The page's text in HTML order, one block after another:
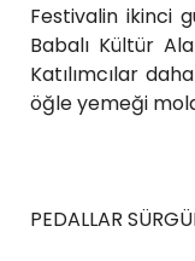
Festivalin ikinci
Babalı Kültür
Katılımcılar
öğle yemeği
PEDALLAR